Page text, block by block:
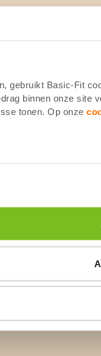
gebruikt Basic-Fit
binnen onze site
tonen. Op onze